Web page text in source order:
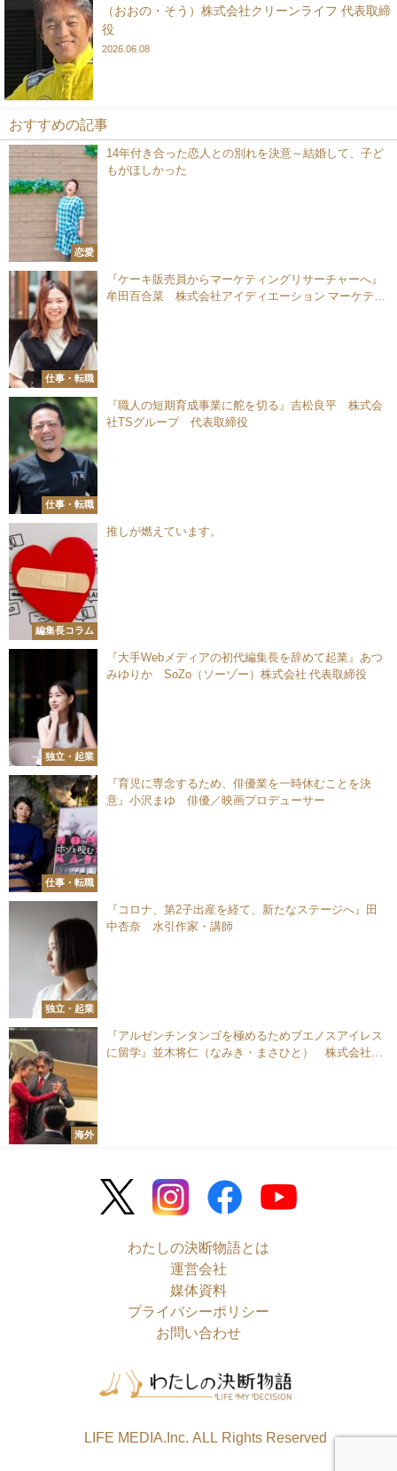
（おおの・そう）株式会社クリーンライフ 代表取締
役
2026.06.08
おすすめの記事
恋愛
14年付き合った恋人との別れを決意～結婚して、子ど
もがほしかった
仕事・転職
『ケーキ販売員からマーケティングリサーチャーへ』
牟田百合菜 株式会社アイディエーション マーケティ
仕事・転職
『職人の短期育成事業に舵を切る』吉松良平 株式会
社TSグループ 代表取締役
編集長コラム
推しが燃えています。
独立・起業
『大手Webメディアの初代編集長を辞めて起業』あつ
みゆりか SoZo（ソーゾー）株式会社 代表取締役
仕事・転職
『育児に専念するため、俳優業を一時休むことを決
意』小沢まゆ 俳優／映画プロデューサー
独立・起業
『コロナ、第2子出産を経て、新たなステージへ』田
中杏奈 水引作家・講師
海外
『アルゼンチンタンゴを極めるためブエノスアイレス
に留学』並木将仁（なみき・まさひと） 株式会社テ
わたしの決断物語とは
運営会社
媒体資料
プライバシーポリシー
お問い合わせ
©LIFE MEDIA.Inc. ALL Rights Reserved